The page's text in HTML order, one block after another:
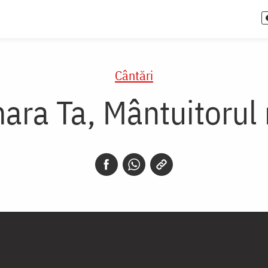
Cântări
Ta, Mântuitorul